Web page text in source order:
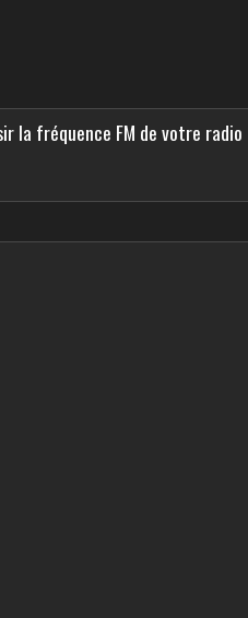
la fréquence FM de votre radio